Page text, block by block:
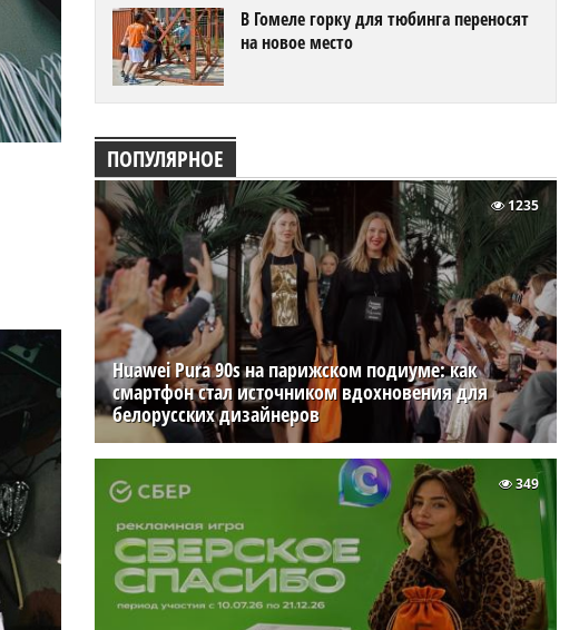
В Гомеле горку для тюбинга переносят
на новое место
ПОПУЛЯРНОЕ
Huawei Pura 90s на парижском подиуме: как
смартфон стал источником вдохновения для
белорусских дизайнеров
1235
349